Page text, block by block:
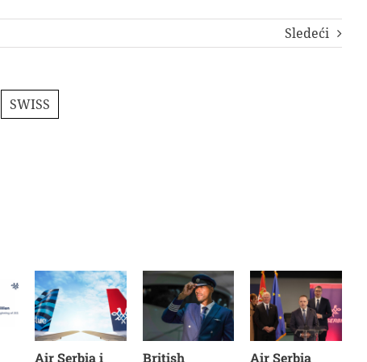
Sledeći
SWISS
Air Serbia i British Air Serbia